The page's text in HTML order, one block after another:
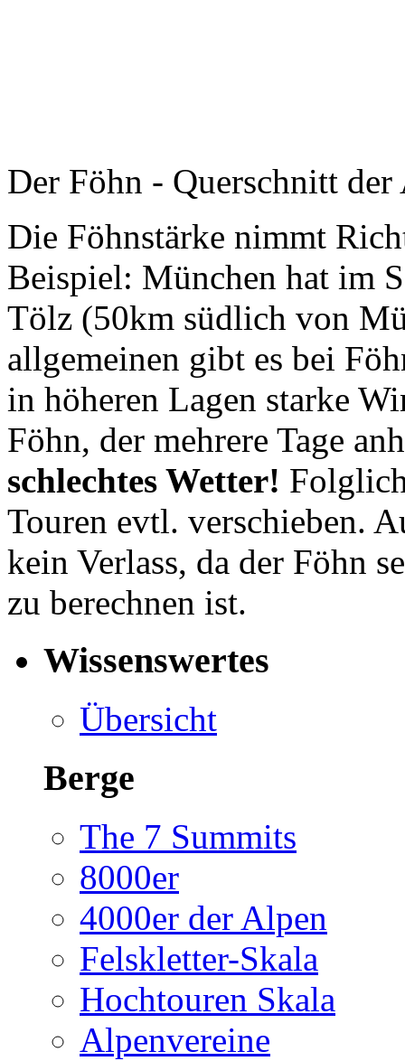
Der Föhn - Querschnitt
Die Föhnstärke nimmt
Beispiel: München hat im
Tölz (50km südlich von
allgemeinen gibt es bei
in höheren Lagen starke
Föhn, der mehrere Tage
schlechtes Wetter!
Touren evtl. verschieben.
kein Verlass, da der Föhn
zu berechnen ist.
Wissenswertes
Übersicht
Berge
The 7 Summits
8000er
4000er der Alpen
Felskletter-Skala
Hochtouren Skala
Alpenvereine